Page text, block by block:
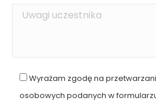
Wyrażam zgodę na
osobowych podanych w